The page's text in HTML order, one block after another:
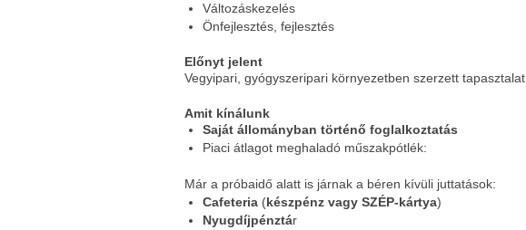
Változáskezelés
Önfejlesztés, fejlesztés
Előnyt jelent
Vegyipari, gyógyszeripari környezetben szerzett tapasztalat
Amit kínálunk
Saját állományban történő foglalkoztatás
Piaci átlagot meghaladó műszakpótlék:
Már a próbaidő alatt is járnak a béren kívüli juttatások:
Cafeteria (készpénz vagy SZÉP-kártya)
Nyugdíjpénztár